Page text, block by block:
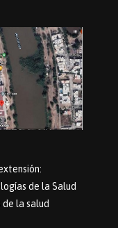
de la Salud
la salud